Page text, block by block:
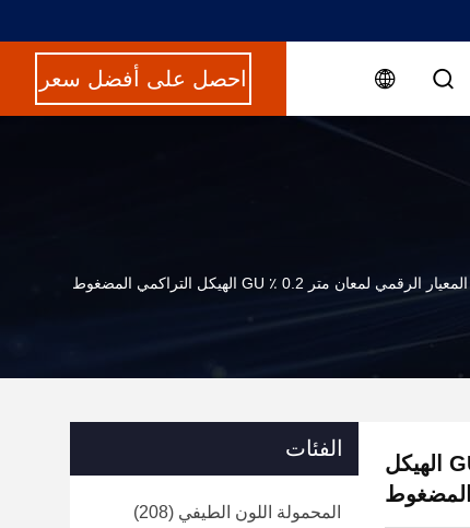
احصل على أفضل سعر
DIN 67530 المعيار الرقمي لمعان متر 0.2 ٪ GU الهيكل
المضغوط
الفئات
المحمولة اللون الطيفي (208)